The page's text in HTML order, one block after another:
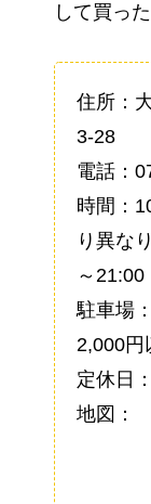
して買っ
住所：
3-28
電話：
時間：
り異な
～21:00
駐車場
2,000円
定休日
地図：